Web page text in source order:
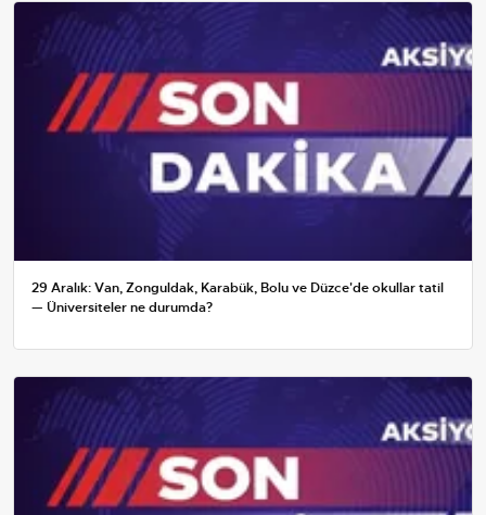
29 Aralık: Van, Zonguldak, Karabük, Bolu ve Düzce'de okullar tatil
— Üniversiteler ne durumda?